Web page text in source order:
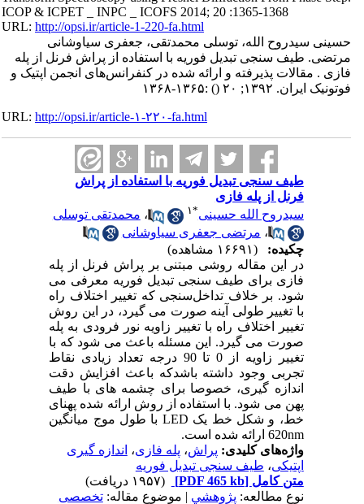
ICOP & ICPET _ INPC _ ICOFS 2014; 20 :1365-1368
URL:http://opsi.ir/article-1-220-fa.html
حسینی سیدروح الله، توسلی محمدتقی، جعفری سیاوشانی
مرتضی. طیف سنجی تبدیل فوریه با استفاده از پراش فرنل از پله
فازی . مقالات پذیرفته و ارائه شده در کنفرانس‌های انجمن اپتیک و
فوتونیک ایران. ۱۳۹۲; ۲۰
() :۱۳۶۵-۱۳۶۸
URL:http://opsi.ir/article-۱-۲۲۰-fa.html
طیف سنجی تبدیل فوریه با استفاده از پراش
فرنل از پله فازی
سیدروح الله حسینی
۱ ،محمدتقی توسلی
،مرتضی جعفری سیاوشانی
چکیده:
در این مقاله روشی مبتنی بر پراش فرنل از پله
فازی برای طیف سنجی تبدیل فوریه معرفی می
شود. بر خلاف تداخل‌سنجی که تغییر اختلاف راه
با تغییر طولی آینه صورت می گیرد، در این روش
تغییر اختلاف راه با تغییر زاویه نور فرودی به پله
صورت می گیرد. این مسئله باعث می شود که با
تغییر زاویه از 0 تا 90 درجه تعداد زیادی نقاط
تجربی وجود داشته باشدکه باعث افزایش دقت
اندازه گیری، خصوصا برای چشمه های با طیف
پهن می شود. با استفاده از روش ارائه شده پهنای
خط، و شکل خط یک LED با طول موج میانگین
620nm ارائه شده است.
واژه‌های کلیدی:پراش،پله فازی،اندازه گیری
اپتیکی،طیف سنجی تبدیل فوریه
متن کامل[PDF 465 kb]
نوع مطالعه:پژوهشي| موضوع مقاله:تخصصی